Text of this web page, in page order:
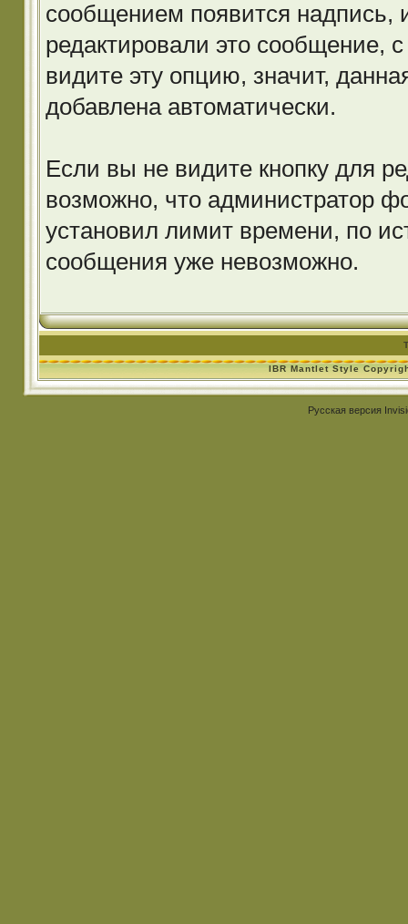
сообщением появится
редактировали это сообщение,
видите эту опцию, значит,
добавлена автоматически.
Если вы не видите кнопку для
возможно, что администратор
установил лимит времени, по
сообщения уже невозможно.
IBR Mantlet Style
Русская версия